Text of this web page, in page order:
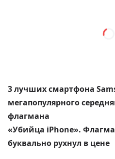
3 лучших смартфона
мегапопулярного
флагмана
«Убийца iPhone».
буквально рухнул в цене